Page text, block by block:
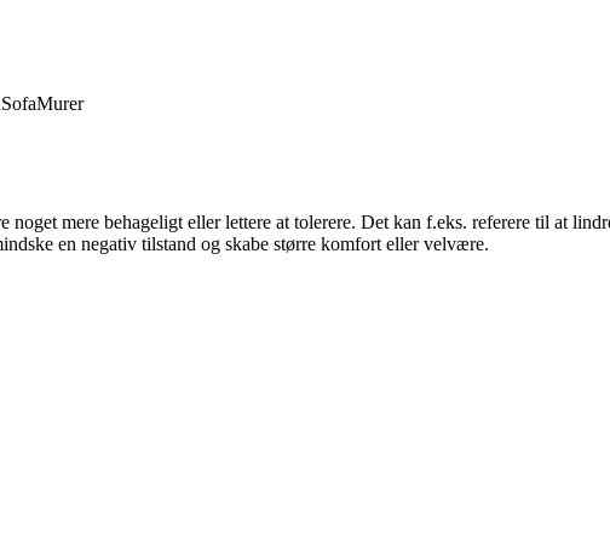
SofaMurer
mere behageligt eller lettere at tolerere. Det kan f.eks. referere til at
en negativ tilstand og skabe større komfort eller velvære.